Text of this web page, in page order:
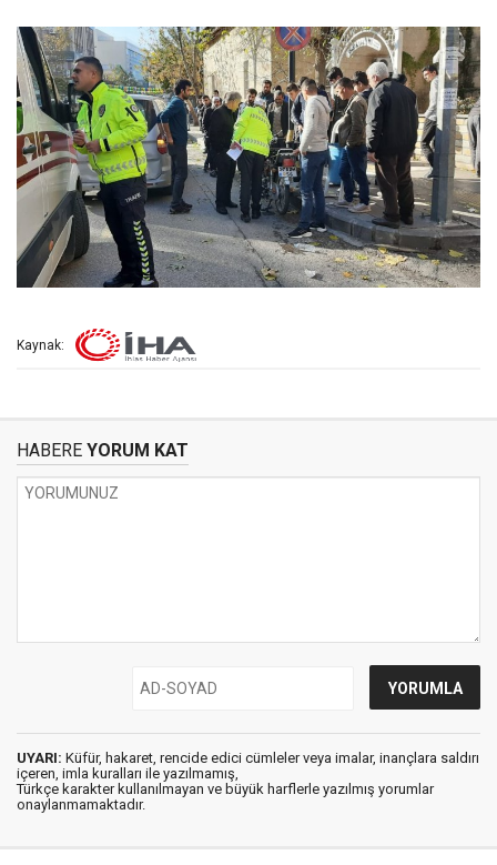
Kaynak:
HABERE YORUM KAT
UYARI: Küfür, hakaret, rencide edici cümleler veya imalar, inançlara saldırı
içeren, imla kuralları ile yazılmamış,
Türkçe karakter kullanılmayan ve büyük harflerle yazılmış yorumlar
onaylanmamaktadır.